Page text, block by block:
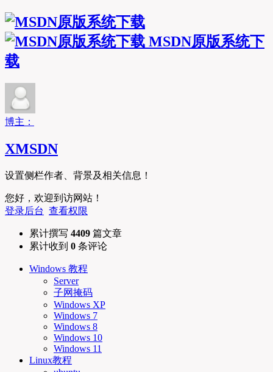
MSDN原版系统下
载
博主：
XMSDN
设置侧栏作者、背景及相关信息！
您好，欢迎到访网站！
登录后台 查看权限
累计撰写 4409 篇文章
累计收到 0 条评论
Windows 教程
Server
子网掩码
Windows XP
Windows 7
Windows 8
Windows 10
Windows 11
Linux教程